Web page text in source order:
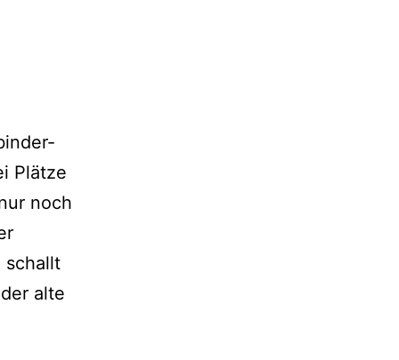
Plätze
noch
schallt
alte